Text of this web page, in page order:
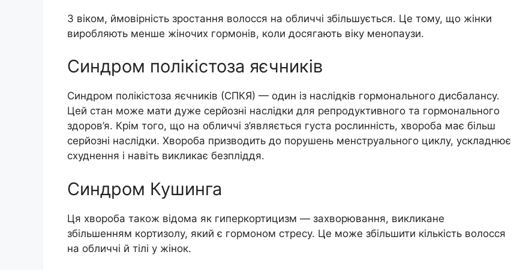
З віком, ймовірність зростання волосся на обличчі збільшується. Це тому, що жінки
виробляють менше жіночих гормонів, коли досягають віку менопаузи.
Синдром полікістоза яєчників
Синдром полікістоза яєчників (СПКЯ) — один із наслідків гормонального дисбалансу.
Цей стан може мати дуже серйозні наслідки для репродуктивного та гормонального
здоров’я. Крім того, що на обличчі з’являється густа рослинність, хвороба має більш
серйозні наслідки. Хвороба призводить до порушень менструального циклу, ускладнює
схуднення і навіть викликає безпліддя.
Синдром Кушинга
Ця хвороба також відома як гиперкортицизм — захворювання, викликане
збільшенням кортизолу, який є гормоном стресу. Це може збільшити кількість волосся
на обличчі й тілі у жінок.